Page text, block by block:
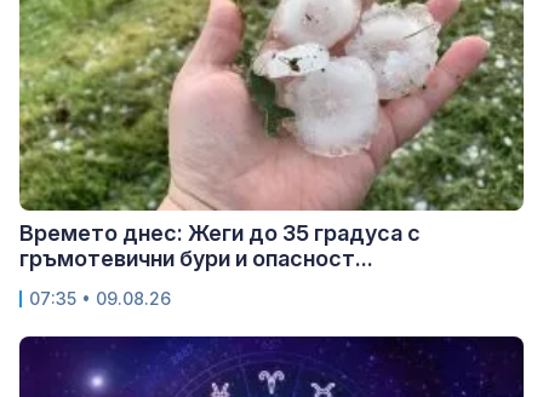
Времето днес: Жеги до 35 градуса с
гръмотевични бури и опасност...
07:35 • 09.08.26